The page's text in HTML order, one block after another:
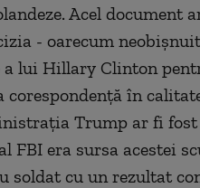
Acel document
- oarecum
a lui Hillary Clinton
în
Trump ar fi
FBI era sursa acestei
cu un rezultat